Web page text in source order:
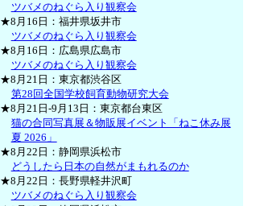
ツバメのねぐら入り観察会
★8月16日：福井県坂井市
ツバメのねぐら入り観察会
★8月16日：広島県広島市
ツバメのねぐら入り観察会
★8月21日：東京都渋谷区
第28回全国学校飼育動物研究大会
★8月21日-9月13日：東京都台東区
猫の合同写真展＆物販展イベント「ねこ休み展
夏 2026」
★8月22日：静岡県浜松市
どうしたら日本の自然がまもれるのか
★8月22日：長野県軽井沢町
ツバメのねぐら入り観察会